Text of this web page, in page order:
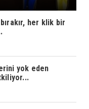
her klik bir
yok eden